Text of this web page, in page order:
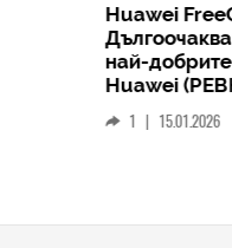
Huawei
най-
Huawei
1 | 15.01.2026